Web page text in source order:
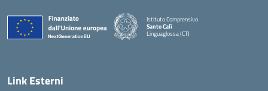
Istituto Comprensivo
Santo Calì
Linguaglossa (CT)
— Visita la pagina iniziale della scuola
Link Esterni